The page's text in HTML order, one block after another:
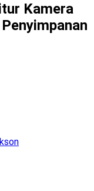
Kamera